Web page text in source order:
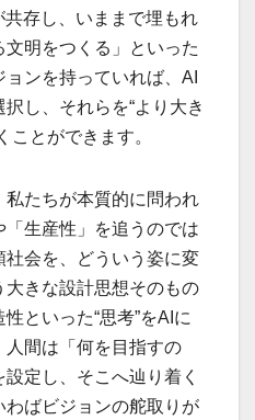
存し、いままで埋もれ
明をつくる」といった
ンを持っていれば、AI
し、それらを“より大き
ことができます。
私たちが本質的に問われ
生産性」を追うのでは
会を、どういう姿に変
大きな設計思想そのもの
といった“思考”をAIに
間は「何を目指すの
定し、そこへ辿り着く
ばビジョンの舵取りが